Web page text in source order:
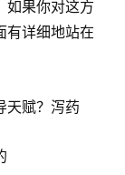
如果你对这方
有详细地站在
天赋？泻药